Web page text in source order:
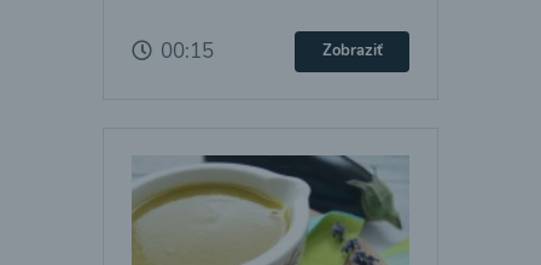
00:15 Zobraziť